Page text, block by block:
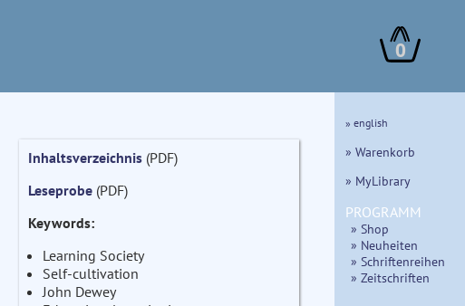
0
Inhaltsverzeichnis(PDF)
Leseprobe(PDF)
Keywords:
Learning Society
Self-cultivation
John Dewey
» english
» Warenkorb
» MyLibrary
PROGRAMM
» Shop
» Neuheiten
» Schriftenreihen
» Zeitschriften